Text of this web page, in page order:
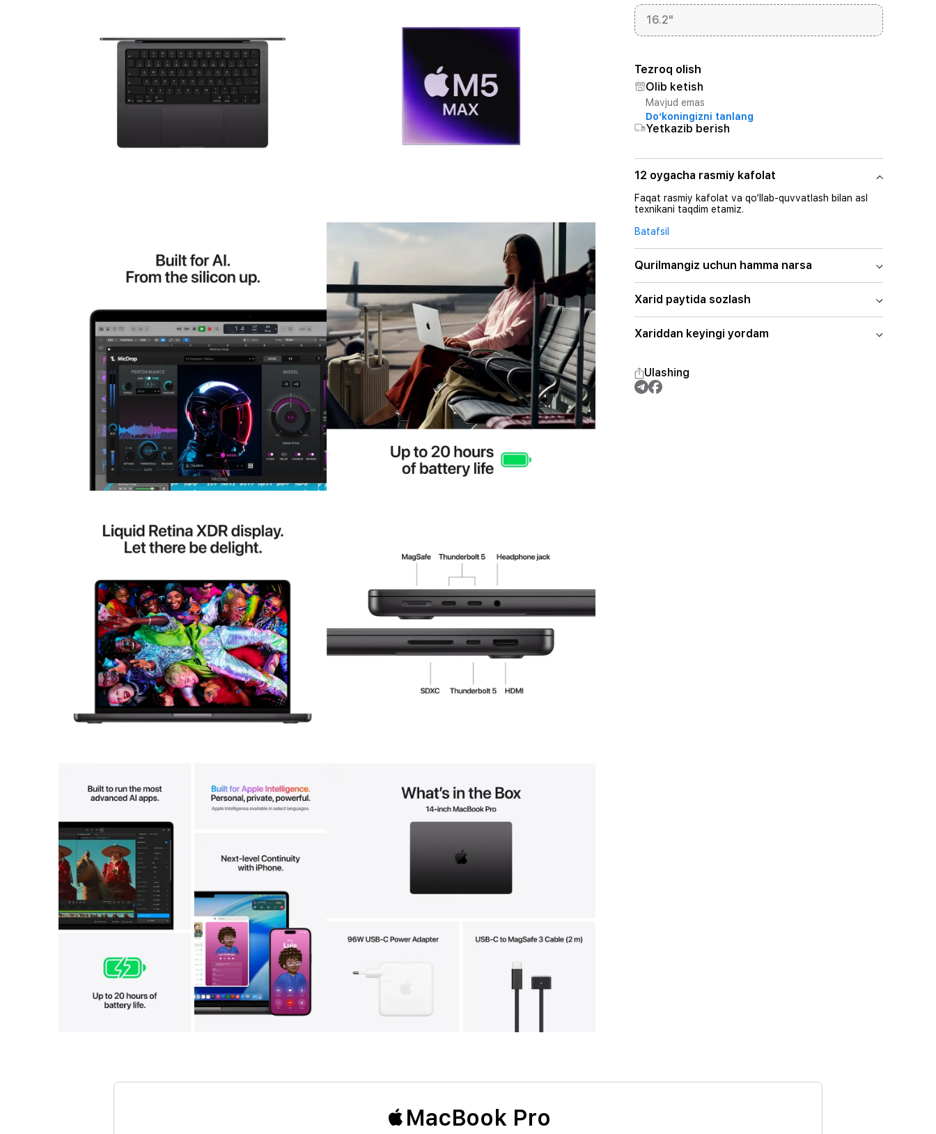
16.2"
Tezroq olish
Olib ketish
Mavjud emas
Do‘koningizni tanlang
Yetkazib berish
12 oygacha rasmiy kafolat
Faqat rasmiy kafolat va qo‘llab-quvvatlash bilan asl
texnikani taqdim etamiz.
Batafsil
Qurilmangiz uchun hamma narsa
Xarid paytida sozlash
Xariddan keyingi yordam
Ulashing
MacBook Pro